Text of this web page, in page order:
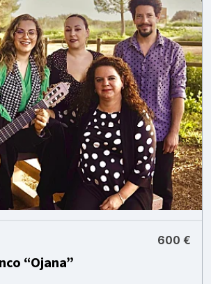
600 €
“Ojana”